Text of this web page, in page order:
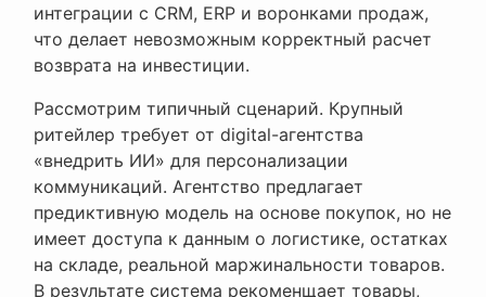
интеграции с CRM, ERP и воронками продаж,
что делает невозможным корректный расчет
возврата на инвестиции.
Рассмотрим типичный сценарий. Крупный
ритейлер требует от digital-агентства
«внедрить ИИ» для персонализации
коммуникаций. Агентство предлагает
предиктивную модель на основе покупок, но не
имеет доступа к данным о логистике, остатках
на складе, реальной маржинальности товаров.
В результате система рекоменщает товары,